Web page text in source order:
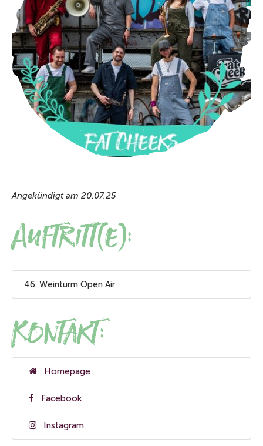
Angekündigt am 20.07.25
Auftritt(e):
46. Weinturm Open Air
Kontakt:
Homepage
Facebook
Instagram